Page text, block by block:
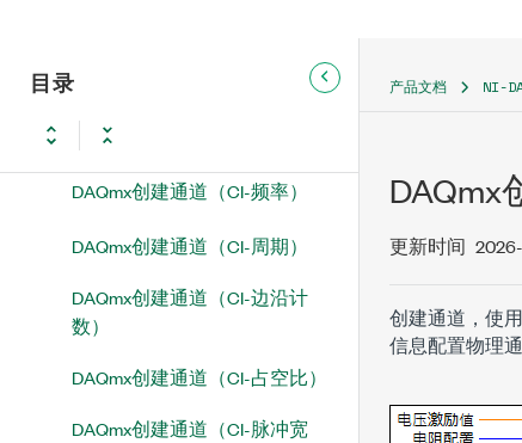
目录
出）
DAQmx创建通道（CI-频率）
DAQmx创建通道（CI-周期）
DAQmx创建通道（CI-边沿计
数）
DAQmx创建通道（CI-占空比）
DAQmx创建通道（CI-脉冲宽
产品文档 NI-
DAQmx
更新时间
创建通道，使用
信息配置物理通